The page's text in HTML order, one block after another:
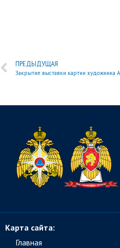
ПРЕДЫДУЩАЯ
Закрытие выставки картин художника
Карта сайта:
Главная